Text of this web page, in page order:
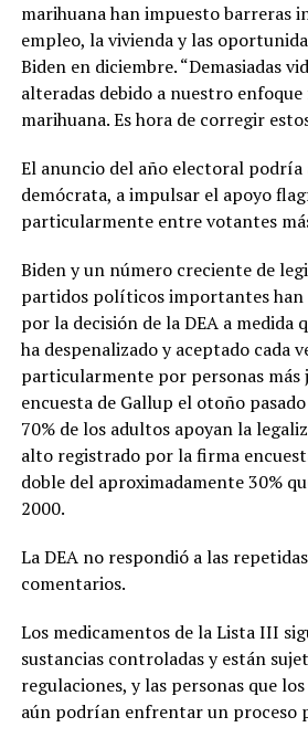
marihuana han impuesto barreras
empleo, la vivienda y las
Biden en diciembre. “Demasiadas
alteradas debido a nuestro
marihuana. Es hora de corregir
El anuncio del año electoral podría
demócrata, a impulsar el apoyo
particularmente entre votantes
Biden y un número creciente de
partidos políticos importantes han
por la decisión de la DEA a medida
ha despenalizado y aceptado cada
particularmente por personas más
encuesta de Gallup el otoño
70% de los adultos apoyan la
alto registrado por la firma
doble del aproximadamente 30%
2000.
La DEA no respondió a las
comentarios.
Los medicamentos de la Lista III
sustancias controladas y están
regulaciones, y las personas que
aún podrían enfrentar un proceso